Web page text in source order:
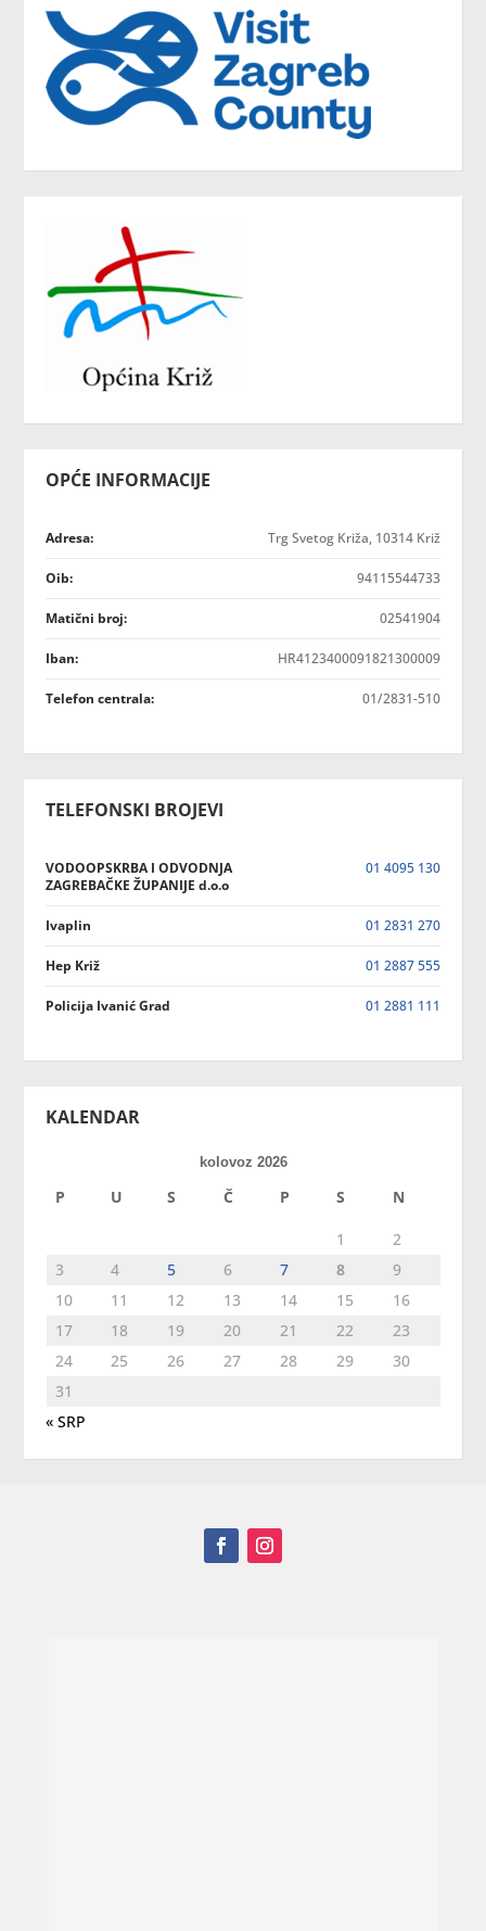
OPĆE INFORMACIJE
Adresa: Trg Svetog Križa, 10314 Križ
Oib: 94115544733
Matični broj: 02541904
Iban: HR4123400091821300009
Telefon centrala: 01/2831-510
TELEFONSKI BROJEVI
VODOOPSKRBA I ODVODNJA
ZAGREBAČKE ŽUPANIJE d.o.o
01 4095 130
Ivaplin 01 2831 270
Hep Križ 01 2887 555
Policija Ivanić Grad 01 2881 111
KALENDAR
kolovoz 2026
P U S Č P S N
1
2
3
4 5 6 7 8
9
10
11 12 13 14 15
16
17
18 19 20 21 22
23
24
25 26 27 28 29
30
31
« SRP